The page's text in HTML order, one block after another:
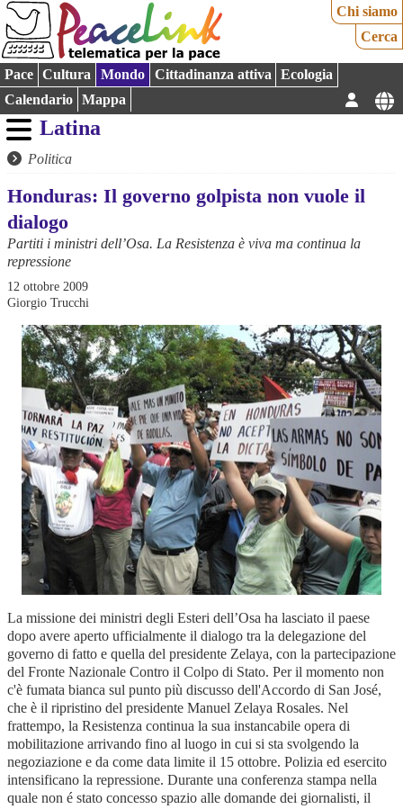
Chi siamo
Cerca
Pace Cultura Mondo Cittadinanza attiva
Ecologia
Calendario
Mappa
Latina
Politica
Honduras: Il governo golpista non vuole il
dialogo
Partiti i ministri dell’Osa. La Resistenza è viva ma continua la
repressione
12 ottobre 2009
Giorgio Trucchi
La missione dei ministri degli Esteri dell’Osa ha lasciato il paese
dopo avere aperto ufficialmente il dialogo tra la delegazione del
governo di fatto e quella del presidente Zelaya, con la partecipazione
del Fronte Nazionale Contro il Colpo di Stato. Per il momento non
c'è fumata bianca sul punto più discusso dell'Accordo di San José,
che è il ripristino del presidente Manuel Zelaya Rosales. Nel
frattempo, la Resistenza continua la sua instancabile opera di
mobilitazione arrivando fino al luogo in cui si sta svolgendo la
negoziazione e da come data limite il 15 ottobre. Polizia ed esercito
intensificano la repressione. Durante una conferenza stampa nella
quale non é stato concesso spazio alle domande dei giornalisti, il